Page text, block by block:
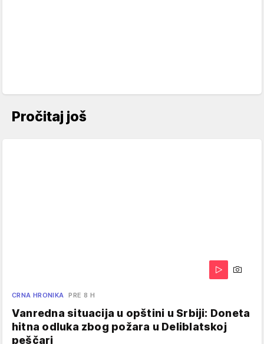
Pročitaj još
CRNA HRONIKA PRE 8 H
Vanredna situacija u opštini u Srbiji: Doneta
hitna odluka zbog požara u Deliblatskoj
peščari